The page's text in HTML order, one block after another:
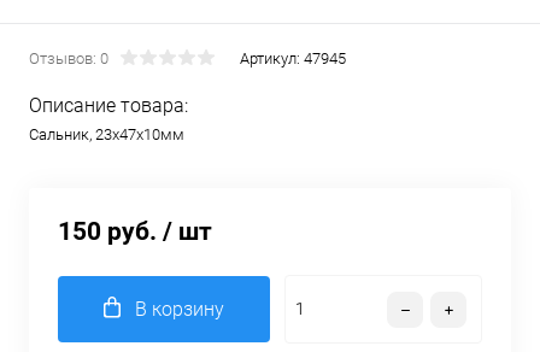
Отзывов: 0 Артикул: 47945
Описание товара:
Сальник, 23х47х10мм
150 руб. / шт
В корзину